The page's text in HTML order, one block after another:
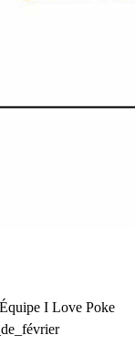
I Love Poke